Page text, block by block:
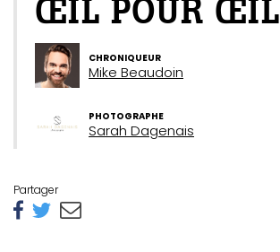
ŒIL POUR ŒIL
CHRONIQUEUR
Mike Beaudoin
PHOTOGRAPHE
Sarah Dagenais
Partager